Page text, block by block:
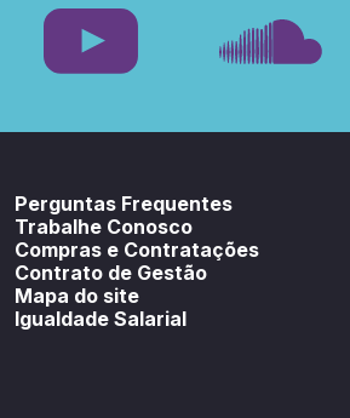
Perguntas Frequentes
Trabalhe Conosco
Compras e Contratações
Contrato de Gestão
Mapa do site
Igualdade Salarial